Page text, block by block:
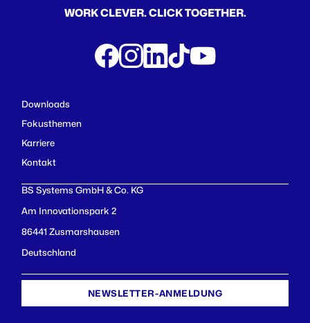
WORK CLEVER. CLICK TOGETHER.
Downloads
Fokusthemen
Karriere
Kontakt
BS Systems GmbH & Co. KG
Am Innovationspark 2
86441 Zusmarshausen
Deutschland
NEWSLETTER-ANMELDUNG